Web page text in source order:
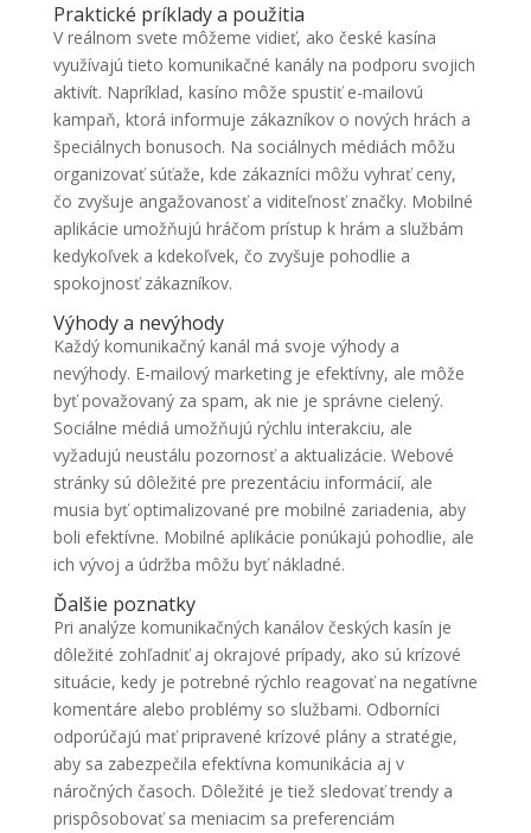
Praktické príklady a použitia
V reálnom svete môžeme vidieť, ako české kasína
využívajú tieto komunikačné kanály na podporu svojich
aktivít. Napríklad, kasíno môže spustiť e-mailovú
kampaň, ktorá informuje zákazníkov o nových hrách a
špeciálnych bonusoch. Na sociálnych médiách môžu
organizovať súťaže, kde zákazníci môžu vyhrať ceny,
čo zvyšuje angažovanosť a viditeľnosť značky. Mobilné
aplikácie umožňujú hráčom prístup k hrám a službám
kedykoľvek a kdekoľvek, čo zvyšuje pohodlie a
spokojnosť zákazníkov.
Výhody a nevýhody
Každý komunikačný kanál má svoje výhody a
nevýhody. E-mailový marketing je efektívny, ale môže
byť považovaný za spam, ak nie je správne cielený.
Sociálne médiá umožňujú rýchlu interakciu, ale
vyžadujú neustálu pozornosť a aktualizácie. Webové
stránky sú dôležité pre prezentáciu informácií, ale
musia byť optimalizované pre mobilné zariadenia, aby
boli efektívne. Mobilné aplikácie ponúkajú pohodlie, ale
ich vývoj a údržba môžu byť nákladné.
Ďalšie poznatky
Pri analýze komunikačných kanálov českých kasín je
dôležité zohľadniť aj okrajové prípady, ako sú krízové
situácie, kedy je potrebné rýchlo reagovať na negatívne
komentáre alebo problémy so službami. Odborníci
odporúčajú mať pripravené krízové plány a stratégie,
aby sa zabezpečila efektívna komunikácia aj v
náročných časoch. Dôležité je tiež sledovať trendy a
prispôsobovať sa meniacim sa preferenciám